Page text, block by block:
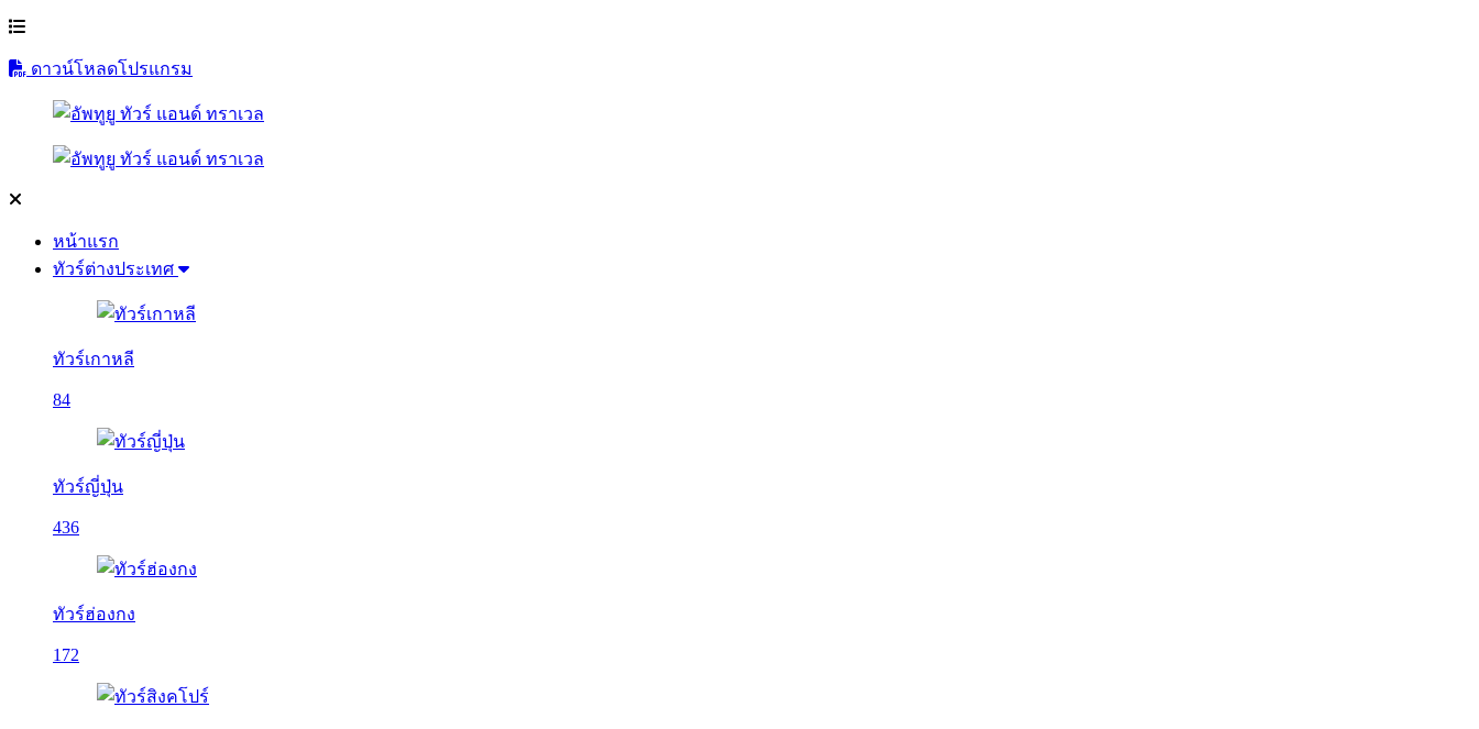
ดาวน์โหลดโปรแกรม
หน้าแรก
ทัวร์ต่างประเทศ
ทัวร์เกาหลี
84
ทัวร์ญี่ปุ่น
436
ทัวร์ฮ่องกง
172